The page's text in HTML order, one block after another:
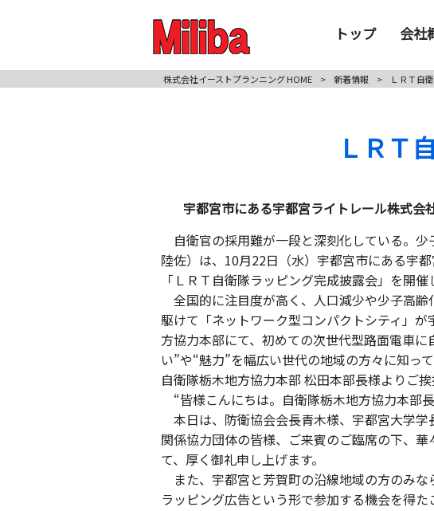
トップ 会社
株式会社イーストプランニング HOME > 新着情報 > ＬＲＴ自
ＬＲＴ
宇都宮市にある宇都宮ライトレール株式
自衛官の採用難が一段と深刻化している。
陸佐）は、10月22日（水）宇都宮市にある宇
「ＬＲＴ自衛隊ラッピング完成披露会」を開
全国的に注目度が高く、人口減少や少子高
駆けて「ネットワーク型コンパクトシティ」
方協力本部にて、初めての次世代型路面電車
い”や“魅力”を幅広い世代の地域の方々に知っ
自衛隊栃木地方協力本部 松田本部長様よりご挨
“皆様こんにちは。自衛隊栃木地方協力本部長
本日は、防衛協会会長青木様、宇都宮大学学
関係協力団体の皆様、ご来賓のご臨席の下、
て、厚く御礼申し上げます。
また、宇都宮と芳賀町の沿線地域の方のみ
ラッピング広告という形で参加する機会を得た